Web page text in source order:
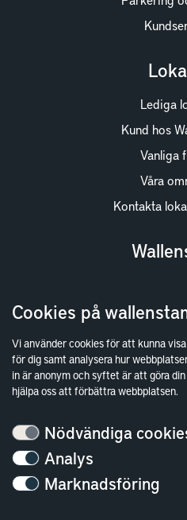
Cookies på
Vi använder cookies för att kunna
för dig samt analysera hur
in är anonym och syftet är att göra
hjälpa oss att förbättra webbplatsen.
Nödvändiga
Analys
Marknadsföring
Lediga
Kund hos
Vanliga
Våra
Kontakta
Finansiella
Sök
Våra